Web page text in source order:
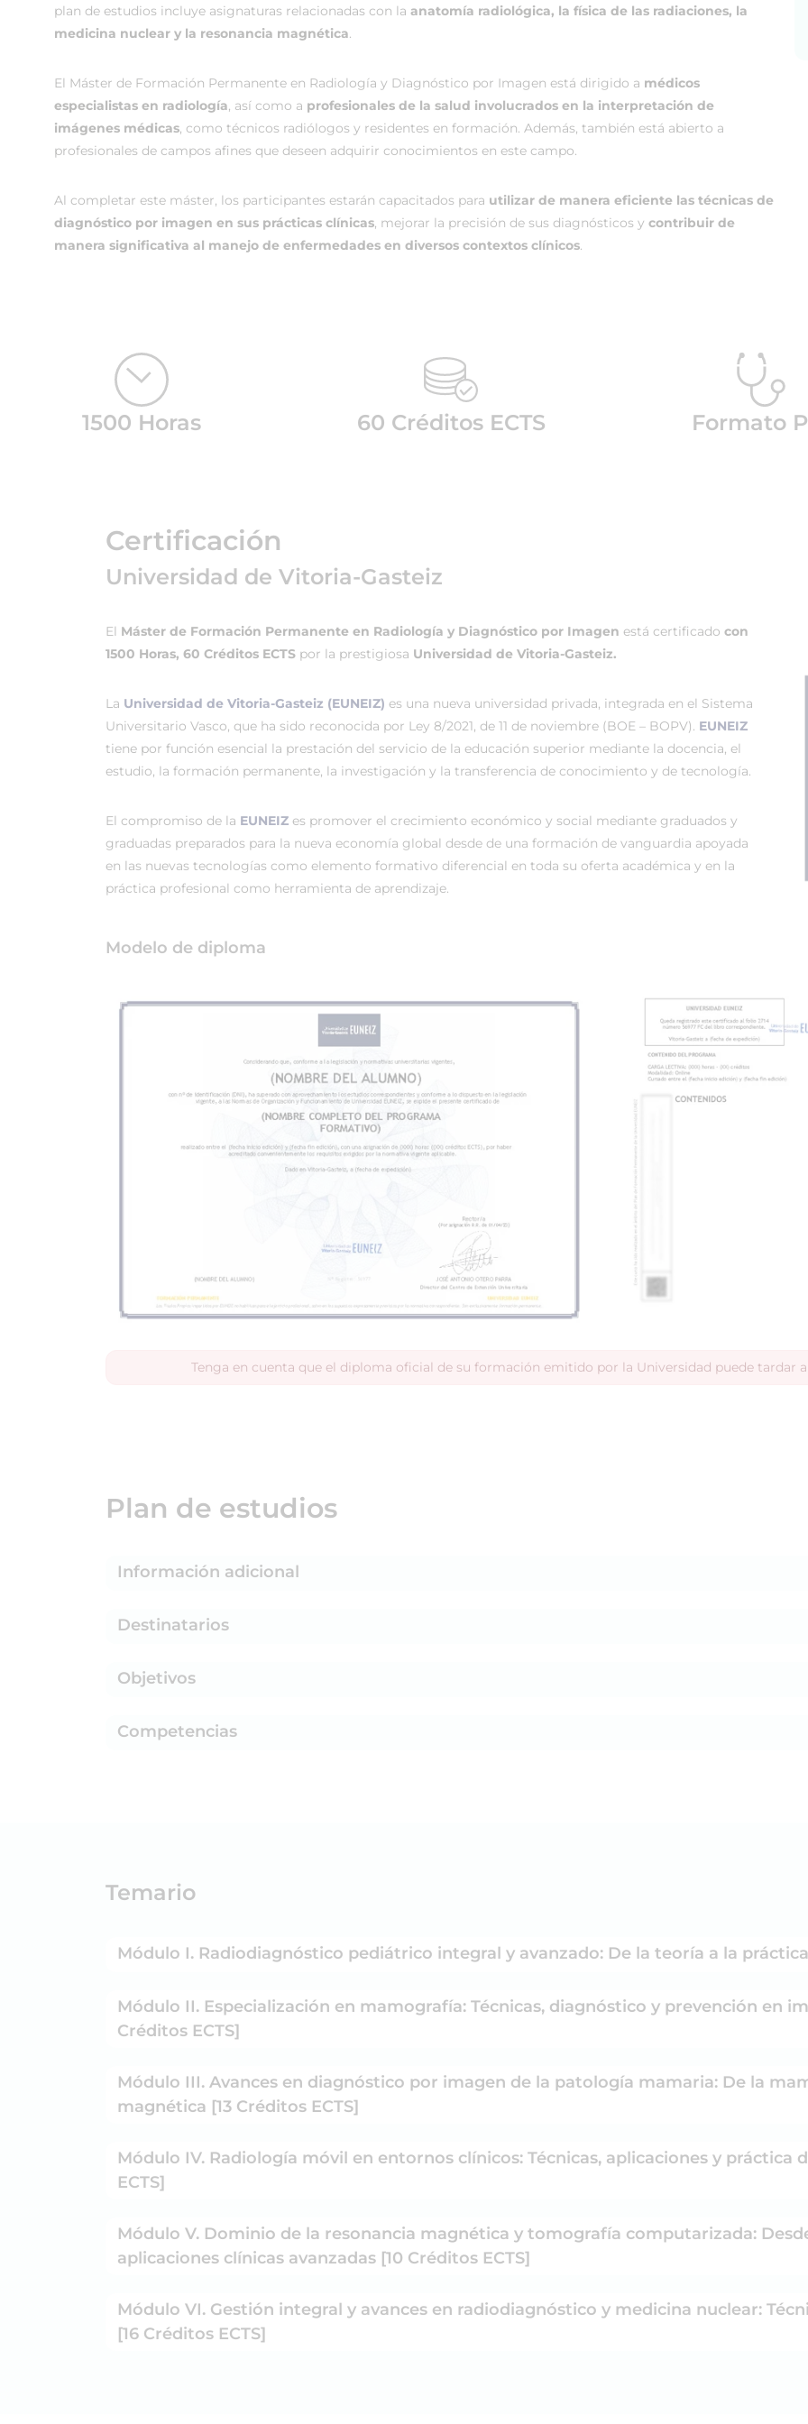
plan de estudios incluye asignaturas relacionadas con la anatomía radiológica, la física de las radiaciones, la
medicina nuclear y la resonancia magnética.
El Máster de Formación Permanente en Radiología y Diagnóstico por Imagen está dirigido a médicos
especialistas en radiología, así como a profesionales de la salud involucrados en la interpretación de
imágenes médicas, como técnicos radiólogos y residentes en formación. Además, también está abierto a
profesionales de campos afines que deseen adquirir conocimientos en este campo.
Al completar este máster, los participantes estarán capacitados para utilizar de manera eficiente las técnicas de
diagnóstico por imagen en sus prácticas clínicas, mejorar la precisión de sus diagnósticos y contribuir de
manera significativa al manejo de enfermedades en diversos contextos clínicos.
1500 Horas 60 Créditos ECTS Formato
Certificación
Universidad de Vitoria-Gasteiz
El Máster de Formación Permanente en Radiología y Diagnóstico por Imagen está certificado con
1500 Horas, 60 Créditos ECTS por la prestigiosa Universidad de Vitoria-Gasteiz.
La Universidad de Vitoria-Gasteiz (EUNEIZ) es una nueva universidad privada, integrada en el Sistema
Universitario Vasco, que ha sido reconocida por Ley 8/2021, de 11 de noviembre (BOE – BOPV). EUNEIZ
tiene por función esencial la prestación del servicio de la educación superior mediante la docencia, el
estudio, la formación permanente, la investigación y la transferencia de conocimiento y de tecnología.
El compromiso de la EUNEIZ es promover el crecimiento económico y social mediante graduados y
graduadas preparados para la nueva economía global desde de una formación de vanguardia apoyada
en las nuevas tecnologías como elemento formativo diferencial en toda su oferta académica y en la
práctica profesional como herramienta de aprendizaje.
Modelo de diploma
Tenga en cuenta que el diploma oficial de su formación emitido por la Universidad puede tardar
Plan de estudios
Información adicional
Destinatarios
Objetivos
Competencias
Temario
Módulo I. Radiodiagnóstico pediátrico integral y avanzado: De la teoría a la práctica
Módulo II. Especialización en mamografía: Técnicas, diagnóstico y prevención en
Créditos ECTS]
Módulo III. Avances en diagnóstico por imagen de la patología mamaria: De la
magnética [13 Créditos ECTS]
Módulo IV. Radiología móvil en entornos clínicos: Técnicas, aplicaciones y práctica
ECTS]
Módulo V. Dominio de la resonancia magnética y tomografía computarizada:
aplicaciones clínicas avanzadas [10 Créditos ECTS]
Módulo VI. Gestión integral y avances en radiodiagnóstico y medicina nuclear:
[16 Créditos ECTS]